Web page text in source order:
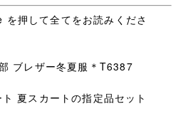
押して全てをお読みくださ
ブレザー冬夏服＊T6387
夏スカートの指定品セット